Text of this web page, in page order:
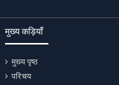
मुख्य कड़ियाँ
मुख्य पृष्ठ
परिचय